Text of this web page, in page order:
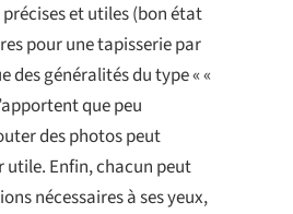
et utiles (bon état
pour une tapisserie par
des généralités du type « «
que peu
des photos peut
utile. Enfin, chacun peut
nécessaires à ses yeux,